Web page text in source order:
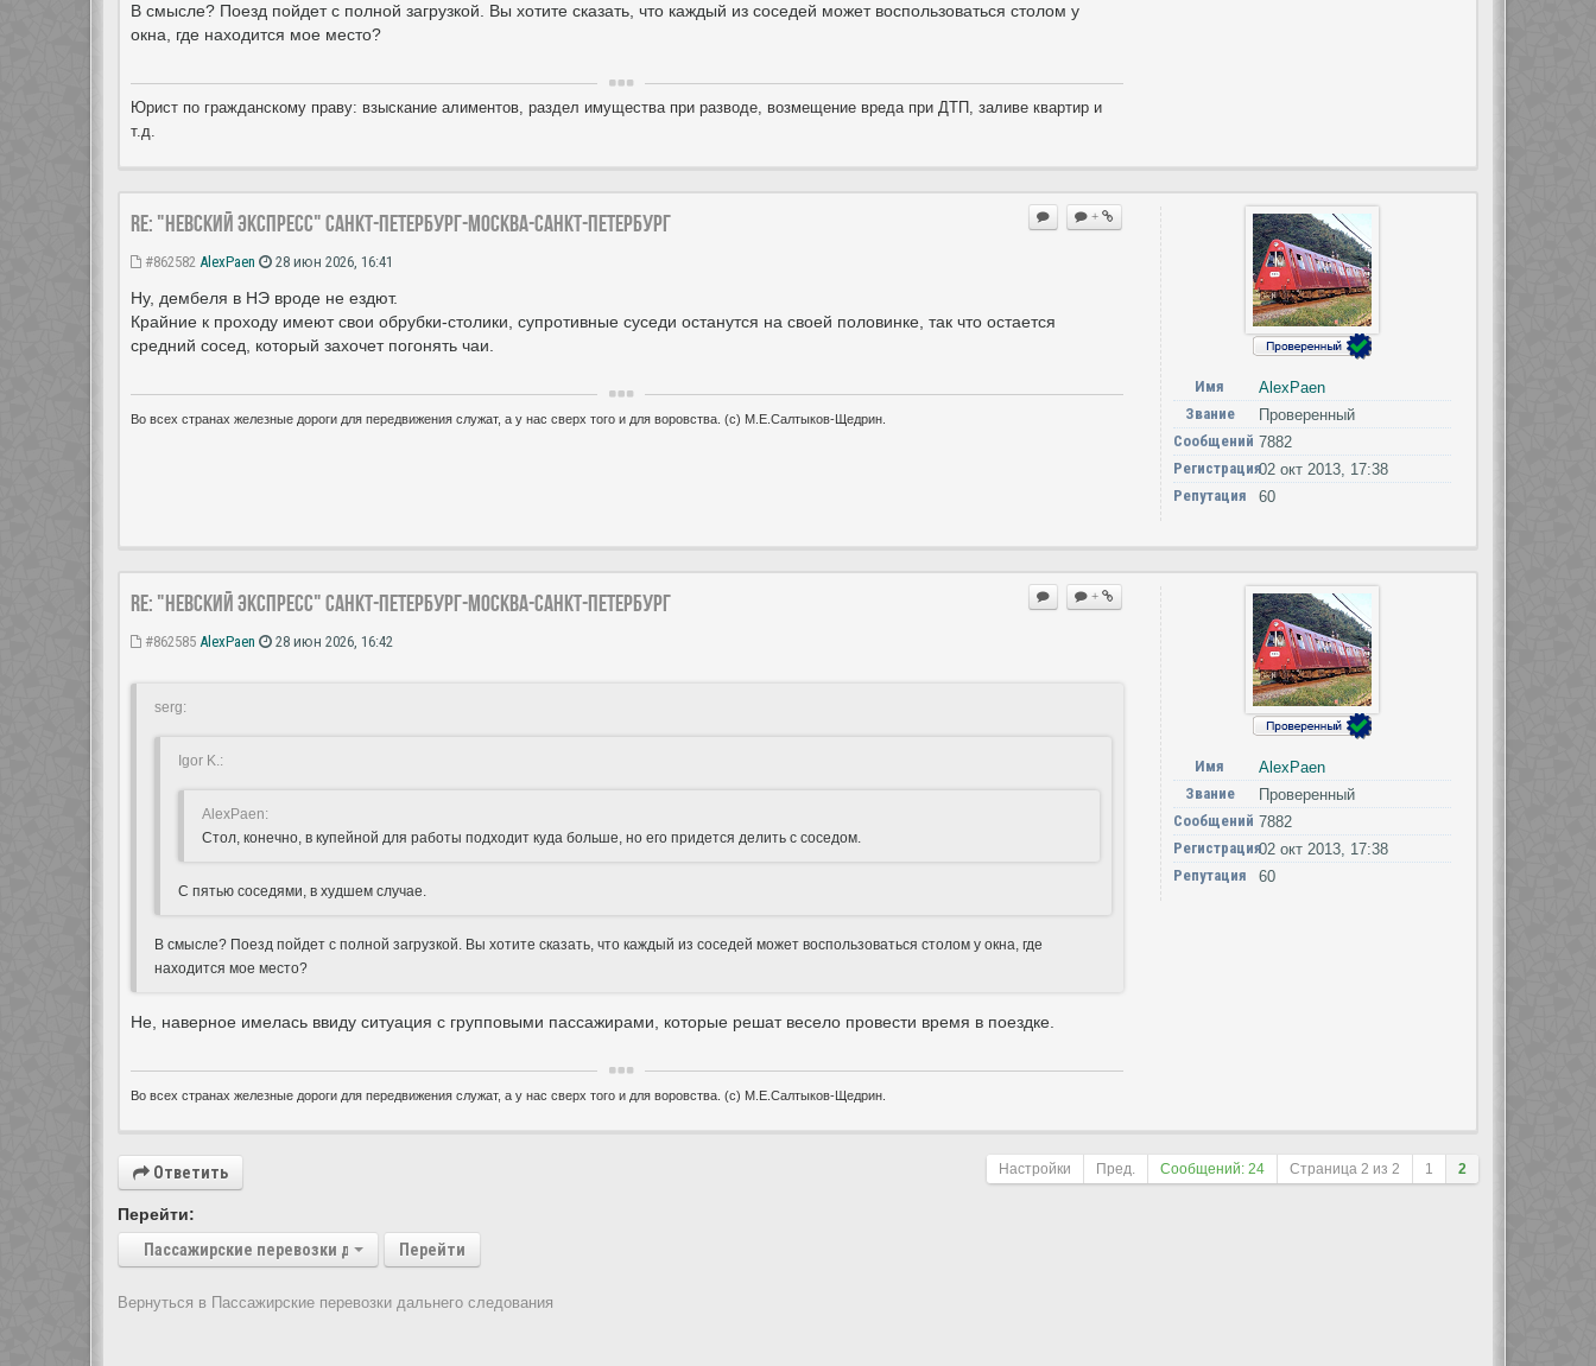
В смысле? Поезд пойдет с полной загрузкой. Вы хотите сказать, что каждый из соседей может воспользоваться столом у
окна, где находится мое место?
Юрист по гражданскому праву: взыскание алиментов, раздел имущества при разводе, возмещение вреда при ДТП, заливе квартир и
т.д.
+
Re: "Невский экспресс" Санкт-Петербург-Москва-Санкт-петербург
#862582 AlexPaen 28 июн 2026, 16:41
Ну, дембеля в НЭ вроде не ездют.
Крайние к проходу имеют свои обрубки-столики, супротивные суседи останутся на своей половинке, так что остается
средний сосед, который захочет погонять чаи.
Во всех странах железные дороги для передвижения служат, а у нас сверх того и для воровства. (с) М.Е.Салтыков-Щедрин.
Имя
AlexPaen
Звание
Проверенный
Сообщений 7882
Регистрация02 окт 2013, 17:38
Репутация
60
+
Re: "Невский экспресс" Санкт-Петербург-Москва-Санкт-петербург
#862585 AlexPaen 28 июн 2026, 16:42
serg:
Igor K.:
AlexPaen:
Стол, конечно, в купейной для работы подходит куда больше, но его придется делить с соседом.
С пятью соседями, в худшем случае.
В смысле? Поезд пойдет с полной загрузкой. Вы хотите сказать, что каждый из соседей может воспользоваться столом у окна, где
находится мое место?
Не, наверное имелась ввиду ситуация с групповыми пассажирами, которые решат весело провести время в поездке.
Во всех странах железные дороги для передвижения служат, а у нас сверх того и для воровства. (с) М.Е.Салтыков-Щедрин.
Имя
AlexPaen
Звание
Проверенный
Сообщений 7882
Регистрация02 окт 2013, 17:38
Репутация
60
Ответить Настройки Пред. Сообщений: 24 Страница 2 из 2 1 2
Перейти:
Пассажирские перевозки дальнего следования
Перейти
Вернуться в Пассажирские перевозки дальнего следования